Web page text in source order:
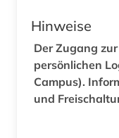
Hinweise
Der Zugang
persönlichen
Campus). Informationen zur Registrierung
und